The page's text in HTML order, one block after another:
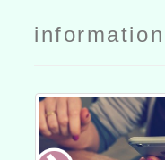
information